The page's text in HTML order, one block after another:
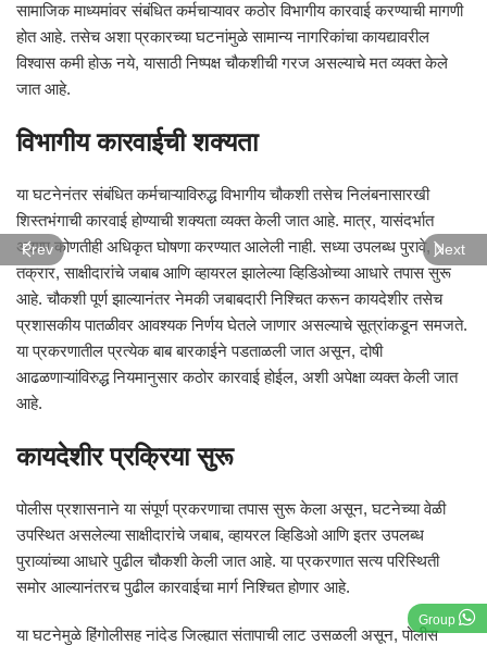
Group
सामाजिक माध्यमांवर संबंधित कर्मचाऱ्यावर कठोर विभागीय कारवाई करण्याची मागणी
होत आहे. तसेच अशा प्रकारच्या घटनांमुळे सामान्य नागरिकांचा कायद्यावरील
विश्वास कमी होऊ नये, यासाठी निष्पक्ष चौकशीची गरज असल्याचे मत व्यक्त केले
जात आहे.
विभागीय कारवाईची शक्यता
या घटनेनंतर संबंधित कर्मचाऱ्याविरुद्ध विभागीय चौकशी तसेच निलंबनासारखी
शिस्तभंगाची कारवाई होण्याची शक्यता व्यक्त केली जात आहे. मात्र, यासंदर्भात
अद्याप कोणतीही अधिकृत घोषणा करण्यात आलेली नाही. सध्या उपलब्ध पुरावे,
तक्रार, साक्षीदारांचे जबाब आणि व्हायरल झालेल्या व्हिडिओच्या आधारे तपास सुरू
आहे. चौकशी पूर्ण झाल्यानंतर नेमकी जबाबदारी निश्चित करून कायदेशीर तसेच
प्रशासकीय पातळीवर आवश्यक निर्णय घेतले जाणार असल्याचे सूत्रांकडून समजते.
या प्रकरणातील प्रत्येक बाब बारकाईने पडताळली जात असून, दोषी
आढळणाऱ्यांविरुद्ध नियमानुसार कठोर कारवाई होईल, अशी अपेक्षा व्यक्त केली जात
आहे.
कायदेशीर प्रक्रिया सुरू
पोलीस प्रशासनाने या संपूर्ण प्रकरणाचा तपास सुरू केला असून, घटनेच्या वेळी
उपस्थित असलेल्या साक्षीदारांचे जबाब, व्हायरल व्हिडिओ आणि इतर उपलब्ध
पुराव्यांच्या आधारे पुढील चौकशी केली जात आहे. या प्रकरणात सत्य परिस्थिती
समोर आल्यानंतरच पुढील कारवाईचा मार्ग निश्चित होणार आहे.
या घटनेमुळे हिंगोलीसह नांदेड जिल्ह्यात संतापाची लाट उसळली असून, पोलीस
Prev Next